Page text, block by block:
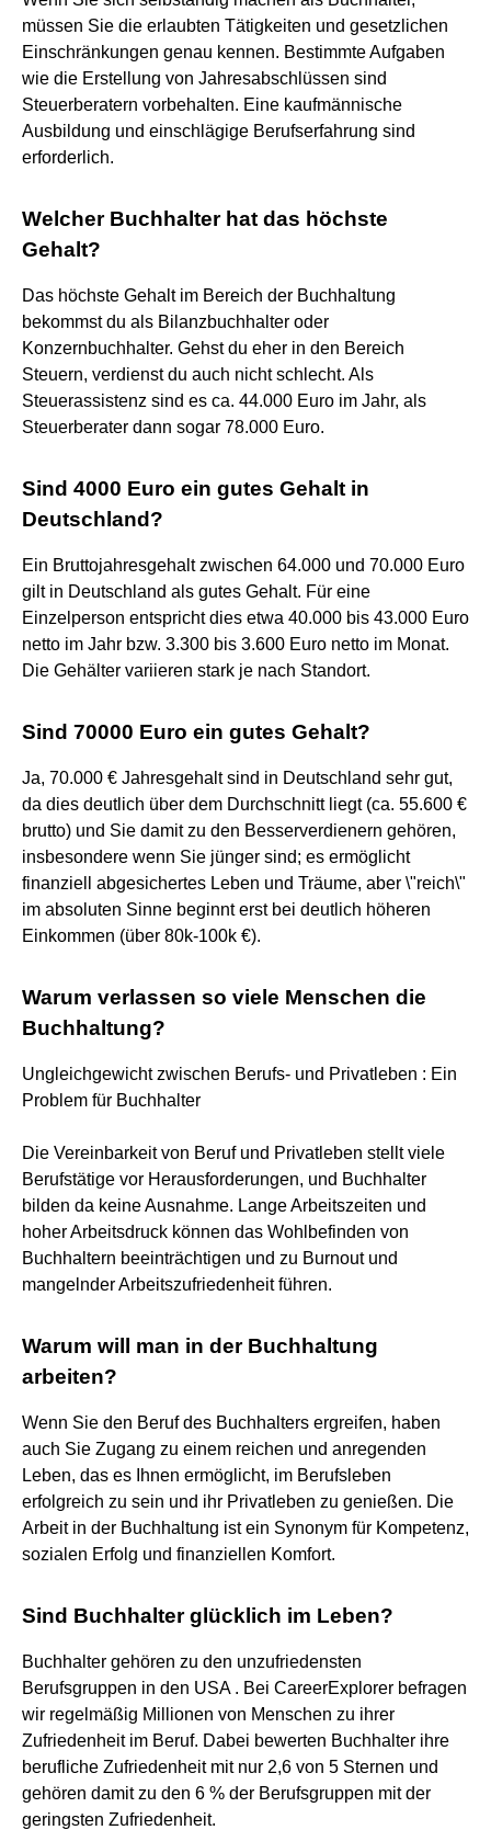
müssen Sie die erlaubten Tätigkeiten und gesetzlichen
Einschränkungen genau kennen. Bestimmte Aufgaben
wie die Erstellung von Jahresabschlüssen sind
Steuerberatern vorbehalten. Eine kaufmännische
Ausbildung und einschlägige Berufserfahrung sind
erforderlich.
Welcher Buchhalter hat das höchste
Gehalt?
Das höchste Gehalt im Bereich der Buchhaltung
bekommst du als Bilanzbuchhalter oder
Konzernbuchhalter. Gehst du eher in den Bereich
Steuern, verdienst du auch nicht schlecht. Als
Steuerassistenz sind es ca. 44.000 Euro im Jahr, als
Steuerberater dann sogar 78.000 Euro.
Sind 4000 Euro ein gutes Gehalt in
Deutschland?
Ein Bruttojahresgehalt zwischen 64.000 und 70.000 Euro
gilt in Deutschland als gutes Gehalt. Für eine
Einzelperson entspricht dies etwa 40.000 bis 43.000 Euro
netto im Jahr bzw. 3.300 bis 3.600 Euro netto im Monat.
Die Gehälter variieren stark je nach Standort.
Sind 70000 Euro ein gutes Gehalt?
Ja, 70.000 € Jahresgehalt sind in Deutschland sehr gut,
da dies deutlich über dem Durchschnitt liegt (ca. 55.600 €
brutto) und Sie damit zu den Besserverdienern gehören,
insbesondere wenn Sie jünger sind; es ermöglicht
finanziell abgesichertes Leben und Träume, aber \"reich\"
im absoluten Sinne beginnt erst bei deutlich höheren
Einkommen (über 80k-100k €).
Warum verlassen so viele Menschen die
Buchhaltung?
Ungleichgewicht zwischen Berufs- und Privatleben : Ein
Problem für Buchhalter
Die Vereinbarkeit von Beruf und Privatleben stellt viele
Berufstätige vor Herausforderungen, und Buchhalter
bilden da keine Ausnahme. Lange Arbeitszeiten und
hoher Arbeitsdruck können das Wohlbefinden von
Buchhaltern beeinträchtigen und zu Burnout und
mangelnder Arbeitszufriedenheit führen.
Warum will man in der Buchhaltung
arbeiten?
Wenn Sie den Beruf des Buchhalters ergreifen, haben
auch Sie Zugang zu einem reichen und anregenden
Leben, das es Ihnen ermöglicht, im Berufsleben
erfolgreich zu sein und ihr Privatleben zu genießen. Die
Arbeit in der Buchhaltung ist ein Synonym für Kompetenz,
sozialen Erfolg und finanziellen Komfort.
Sind Buchhalter glücklich im Leben?
Buchhalter gehören zu den unzufriedensten
Berufsgruppen in den USA . Bei CareerExplorer befragen
wir regelmäßig Millionen von Menschen zu ihrer
Zufriedenheit im Beruf. Dabei bewerten Buchhalter ihre
berufliche Zufriedenheit mit nur 2,6 von 5 Sternen und
gehören damit zu den 6 % der Berufsgruppen mit der
geringsten Zufriedenheit.